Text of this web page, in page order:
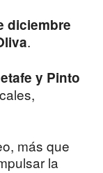
diciembre
.
y Pinto
más que
la